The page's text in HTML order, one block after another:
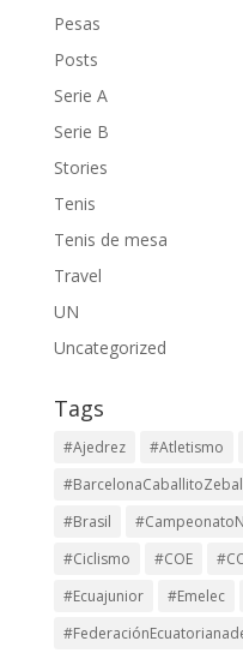
Pesas
Posts
Serie A
Serie B
Stories
Tenis
Tenis de mesa
Travel
UN
Uncategorized
Tags
#Ajedrez #Atletismo
#Brasil
#Ciclismo
#COE
#Ecuajunior
#Emelec